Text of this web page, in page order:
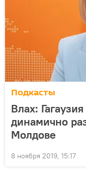
Подкасты
Влах:
динамично
Молдове
8 ноября 2019, 15:17